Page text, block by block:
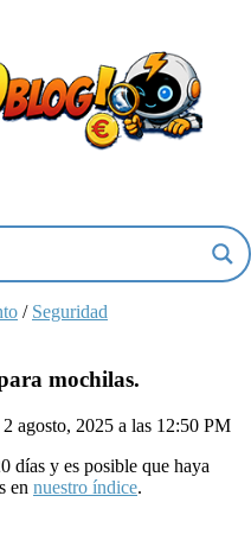
/ Seguridad
mochilas.
2 agosto, 2025 a las 12:50 PM
días y es posible que haya
en nuestro índice.